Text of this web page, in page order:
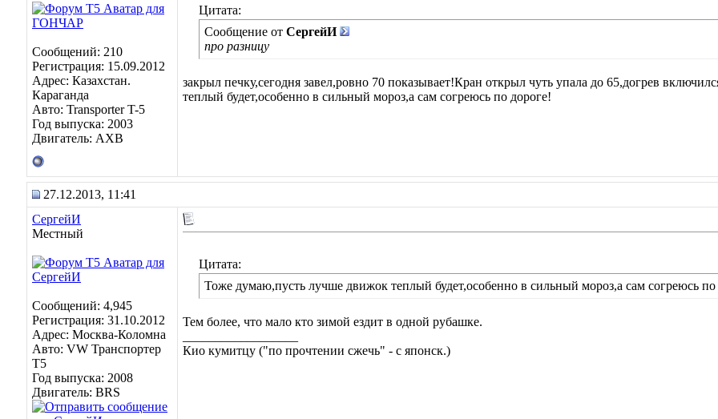
Сообщений: 210
Регистрация: 15.09.2012
Адрес: Казахстан.
Караганда
Авто: Transporter T-5
Год выпуска: 2003
Двигатель: AXB
Цитата:
Сообщение от СергейИ
про разницу
закрыл печку,сегодня завел,ровно 70 показывает!Кран открыл чуть упала до 65,догрев
теплый будет,особенно в сильный мороз,а сам согреюсь по дороге!
27.12.2013, 11:41
СергейИ
Местный
Сообщений: 4,945
Регистрация: 31.10.2012
Адрес: Москва-Коломна
Авто: VW Транспортер
Т5
Год выпуска: 2008
Двигатель: BRS
Цитата:
Тоже думаю,пусть лучше движок теплый будет,особенно в сильный мороз,а сам согреюсь по
Тем более, что мало кто зимой ездит в одной рубашке.
Кио кумитцу ("по прочтении сжечь" - с японск.)